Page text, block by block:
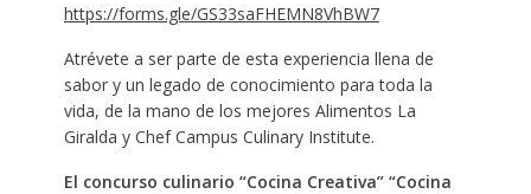
https://forms.gle/GS33saFHEMN8VhBW7
Atrévete a ser parte de esta experiencia llena de
sabor y un legado de conocimiento para toda la
vida, de la mano de los mejores Alimentos La
Giralda y Chef Campus Culinary Institute.
El concurso culinario “Cocina Creativa” “Cocina